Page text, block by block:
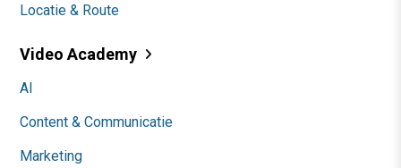
Locatie & Route
Video Academy
AI
Content & Communicatie
Marketing